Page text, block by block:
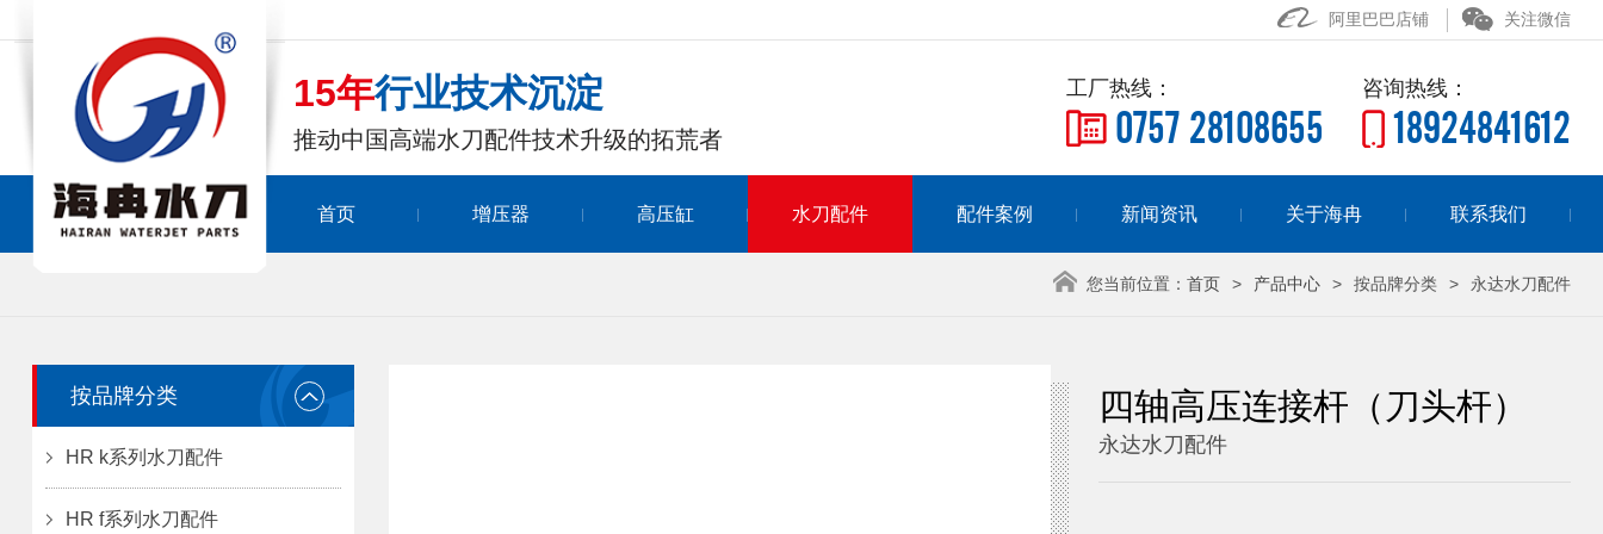
阿里巴巴店铺 关注微信
15年行业技术沉淀
推动中国高端水刀配件技术升级的拓荒者
工厂热线：
0757 28108655
咨询热线：
18924841612
首页 增压器 高压缸 水刀配件 配件案例 新闻资讯 关于海冉 联系我们
您当前位置：首页 > 产品中心 > 按品牌分类 > 永达水刀配件
按品牌分类
HR k系列水刀配件
HR f系列水刀配件
四轴高压连接杆（刀头杆）
永达水刀配件